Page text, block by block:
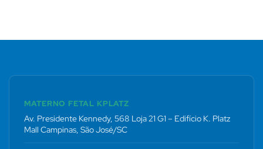
MATERNO FETAL KPLATZ
Av. Presidente Kennedy, 568 Loja 21 G1 – Edifício K. Platz
Mall Campinas, São José/SC